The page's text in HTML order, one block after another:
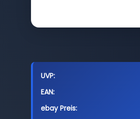
UVP:
EAN:
ebay Preis: